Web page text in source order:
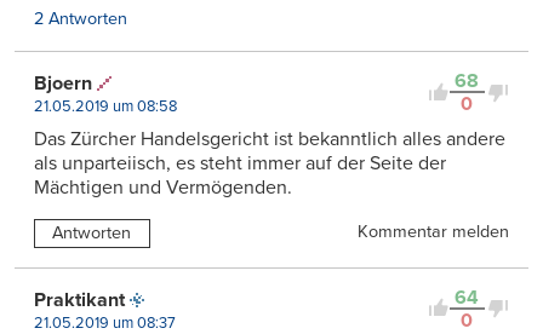
2 Antworten
68
0
Bjoern
21.05.2019 um 08:58
Das Zürcher Handelsgericht ist bekanntlich alles andere
als unparteiisch, es steht immer auf der Seite der
Mächtigen und Vermögenden.
Antworten Kommentar melden
64
0
Praktikant
21.05.2019 um 08:37